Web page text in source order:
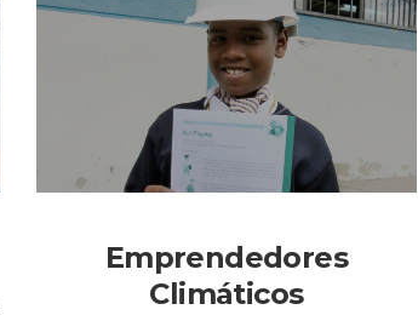
Emprendedores
Climáticos